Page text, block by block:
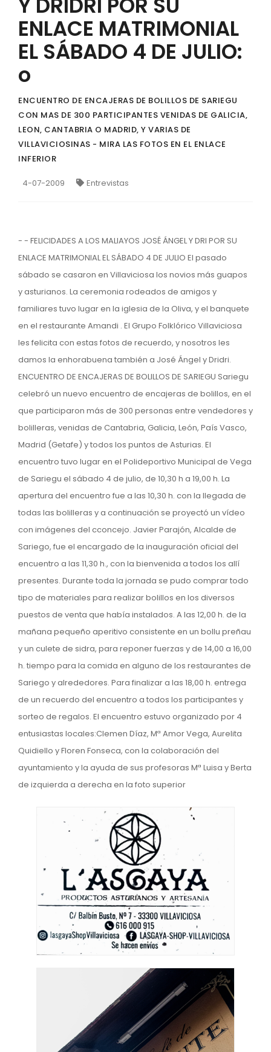
ENLACE MATRIMONIAL
EL SÁBADO 4 DE JULIO:
o
ENCUENTRO DE ENCAJERAS DE BOLILLOS DE SARIEGU
CON MAS DE 300 PARTICIPANTES VENIDAS DE GALICIA,
LEON, CANTABRIA O MADRID, Y VARIAS DE
VILLAVICIOSINAS - MIRA LAS FOTOS EN EL ENLACE
INFERIOR
4-07-2009 Entrevistas
- - FELICIDADES A LOS MALIAYOS JOSÉ ÁNGEL Y DRI POR SU
ENLACE MATRIMONIAL EL SÁBADO 4 DE JULIO El pasado
sábado se casaron en Villaviciosa los novios más guapos
y asturianos. La ceremonia rodeados de amigos y
familiares tuvo lugar en la iglesia de la Oliva, y el banquete
en el restaurante Amandi . El Grupo Folklórico Villaviciosa
les felicita con estas fotos de recuerdo, y nosotros les
damos la enhorabuena también a José Ángel y Dridri.
ENCUENTRO DE ENCAJERAS DE BOLILLOS DE SARIEGU Sariegu
celebró un nuevo encuentro de encajeras de bolillos, en el
que participaron más de 300 personas entre vendedores y
bolilleras, venidas de Cantabria, Galicia, León, País Vasco,
Madrid (Getafe) y todos los puntos de Asturias. El
encuentro tuvo lugar en el Polideportivo Municipal de Vega
de Sariegu el sábado 4 de julio, de 10,30 h a 19,00 h. La
apertura del encuentro fue a las 10,30 h. con la llegada de
todas las bolilleras y a continuación se proyectó un vídeo
con imágenes del cconcejo. Javier Parajón, Alcalde de
Sariego, fue el encargado de la inauguración oficial del
encuentro a las 11,30 h., con la bienvenida a todos los allí
presentes. Durante toda la jornada se pudo comprar todo
tipo de materiales para realizar bolillos en los diversos
puestos de venta que había instalados. A las 12,00 h. de la
mañana pequeño aperitivo consistente en un bollu preñau
y un culete de sidra, para reponer fuerzas y de 14,00 a 16,00
h. tiempo para la comida en alguno de los restaurantes de
Sariego y alrededores. Para finalizar a las 18,00 h. entrega
de un recuerdo del encuentro a todos los participantes y
sorteo de regalos. El encuentro estuvo organizado por 4
entusiastas locales:Clemen Díaz, Mª Amor Vega, Aurelita
Quidiello y Floren Fonseca, con la colaboración del
ayuntamiento y la ayuda de sus profesoras Mª Luisa y Berta
de izquierda a derecha en la foto superior